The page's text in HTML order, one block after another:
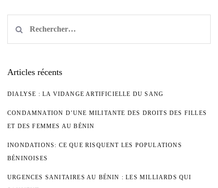
Articles récents
DIALYSE : LA VIDANGE ARTIFICIELLE DU SANG
CONDAMNATION D’UNE MILITANTE DES DROITS DES FILLES
ET DES FEMMES AU BÉNIN
INONDATIONS: CE QUE RISQUENT LES POPULATIONS
BÉNINOISES
URGENCES SANITAIRES AU BÉNIN : LES MILLIARDS QUI